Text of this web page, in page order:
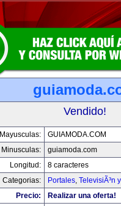
Vendido!
Mayusculas:
GUIAMODA.COM
Minusculas:
guiamoda.com
Longitud:
8 caracteres
Categorias:
Portales, TelevisiÃ³n
Precio:
Realizar una oferta!